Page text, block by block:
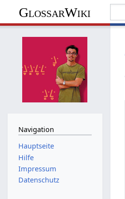
GlossarWiki
Navigation
Hauptseite
Hilfe
Impressum
Datenschutz